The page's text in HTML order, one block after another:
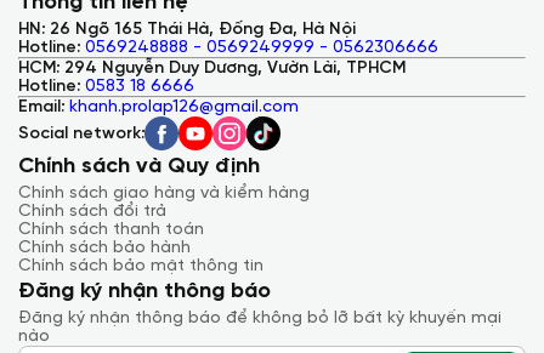
các mẫu máy. Tốc độ xung nhịp của bản i9 dao động từ 2.30
GHz đến 5.00 GHz, trong khi bản thấp nhất đạt từ 1.70 GHz
đến 3.60 GHz, với bộ nhớ đệm tối đa lên đến 30MB.
Ngoài ra, với bộ nhớ RAM 32GB DDR5 4800Mhz, có thể nâng
cấp lên tới 128GB, và ổ SSD 512GB PCIE Gen 4x4 tốc độ cao,
Dell Precision 7670 mang lại khả năng đa nhiệm và lưu trữ
mạnh mẽ. Người dùng cũng có thể nâng cấp lên tới 3 ổ cứng
chuẩn M.2 PCIE.
Một trong những yếu tố không thể thiếu trên máy trạm là card
đồ họa rời. Dell cung cấp nhiều lựa chọn về card đồ họa, từ
NVIDIA GeForce RTX A1000, A2000, A3000, A4500 đến mạnh
nhất là A5500. Điều này giúp người dùng xử lý các tác vụ đồ
hoạ hiện nay một cách mạnh mẽ và hiệu quả.
HN: 26 Ngõ 165 Thái Hà, Đống Đa, Hà Nội
Hotline: 0569248888 - 0569249999 - 0562306666
HCM: 294 Nguyễn Duy Dương, Vườn Lài, TPHCM
Hotline: 0583 18 6666
Email: khanh.prolap126@gmail.com
Social network:
Chính sách và Quy định
Chính sách giao hàng và kiểm hàng
Chính sách đổi trả
Chính sách thanh toán
Chính sách bảo hành
Chính sách bảo mật thông tin
Đăng ký nhận thông báo
Đăng ký nhận thông báo để không bỏ lỡ bất kỳ khuyến mại
nào